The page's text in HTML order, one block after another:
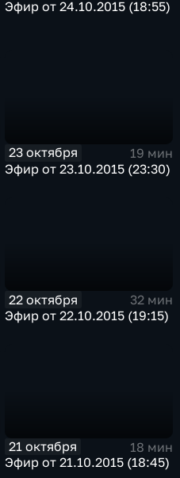
Эфир от 24.10.2015 (18:55)
23 октября
19 мин
Эфир от 23.10.2015 (23:30)
22 октября
32 мин
Эфир от 22.10.2015 (19:15)
21 октября
18 мин
Эфир от 21.10.2015 (18:45)